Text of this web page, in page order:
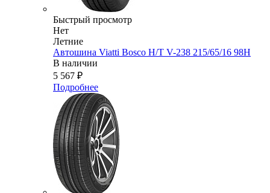
Быстрый просмотр
Нет
Летние
Автошина Viatti Bosco H/T V-238 215/65/16 98H
В наличии
5 567 ₽
Подробнее